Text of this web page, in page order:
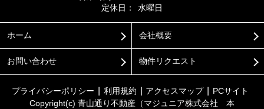
定休日：
水曜日
ホーム 会社概要
お問い合わせ 物件リクエスト
プライバシーポリシー 利用規約 アクセスマップ
PCサイト
Copyright(c) 青山通り不動産（マジュニア株式会社 本